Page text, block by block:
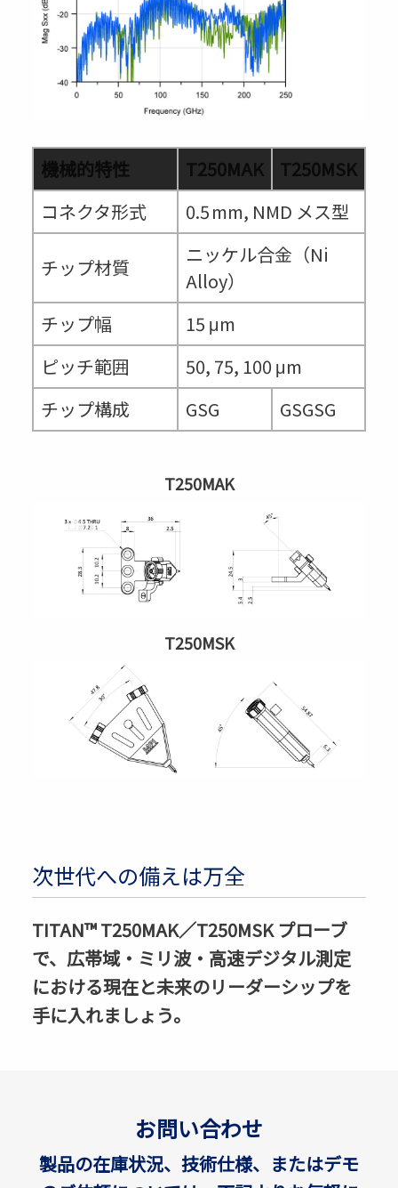
機械的特性 T250MAK
T250MSK
コネクタ形式
0.5 mm, NMD メス型
チップ材質
ニッケル合金（Ni
Alloy）
チップ幅
15 μm
ピッチ範囲
50, 75, 100 μm
チップ構成
GSG GSGSG
T250MAK
T250MSK
次世代への備えは万全
TITAN™ T250MAK／T250MSK プローブ
で、広帯域・ミリ波・高速デジタル測定
における現在と未来のリーダーシップを
手に入れましょう。
お問い合わせ
製品の在庫状況、技術仕様、またはデモ